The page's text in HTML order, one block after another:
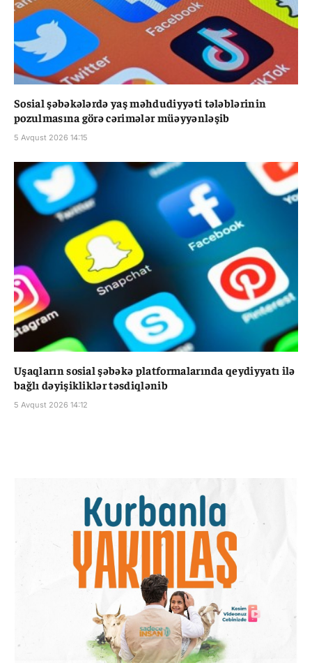
Sosial şəbəkələrdə yaş məhdudiyyəti tələblərinin
pozulmasına görə cərimələr müəyyənləşib
5 Avqust 2026 14:15
Uşaqların sosial şəbəkə platformalarında qeydiyyatı ilə
bağlı dəyişikliklər təsdiqlənib
5 Avqust 2026 14:12